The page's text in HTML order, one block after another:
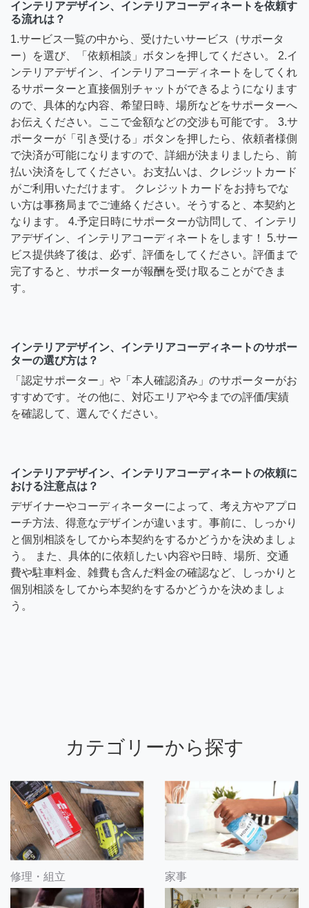
インテリアデザイン、インテリアコーディネートを依頼す
る流れは？
1.サービス一覧の中から、受けたいサービス（サポータ
ー）を選び、「依頼相談」ボタンを押してください。 2.イ
ンテリアデザイン、インテリアコーディネートをしてくれ
るサポーターと直接個別チャットができるようになります
ので、具体的な内容、希望日時、場所などをサポーターへ
お伝えください。ここで金額などの交渉も可能です。 3.サ
ポーターが「引き受ける」ボタンを押したら、依頼者様側
で決済が可能になりますので、詳細が決まりましたら、前
払い決済をしてください。お支払いは、クレジットカード
がご利用いただけます。 クレジットカードをお持ちでな
い方は事務局までご連絡ください。そうすると、本契約と
なります。 4.予定日時にサポーターが訪問して、インテリ
アデザイン、インテリアコーディネートをします！ 5.サー
ビス提供終了後は、必ず、評価をしてください。評価まで
完了すると、サポーターが報酬を受け取ることができま
す。
インテリアデザイン、インテリアコーディネートのサポー
ターの選び方は？
「認定サポーター」や「本人確認済み」のサポーターがお
すすめです。その他に、対応エリアや今までの評価/実績
を確認して、選んでください。
インテリアデザイン、インテリアコーディネートの依頼に
おける注意点は？
デザイナーやコーディネーターによって、考え方やアプロ
ーチ方法、得意なデザインが違います。事前に、しっかり
と個別相談をしてから本契約をするかどうかを決めましょ
う。 また、具体的に依頼したい内容や日時、場所、交通
費や駐車料金、雑費も含んだ料金の確認など、しっかりと
個別相談をしてから本契約をするかどうかを決めましょ
う。
カテゴリーから探す
修理・組立 家事